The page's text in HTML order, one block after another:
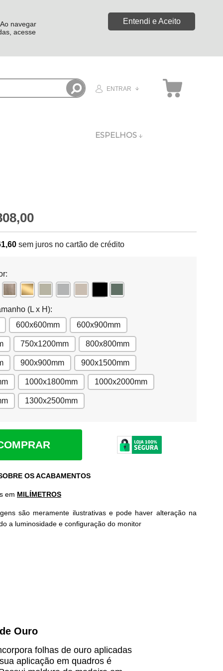
navegar
acesse
Entendi e Aceito
ENTRAR
ESPELHOS
sem juros no cartão de crédito
(L x H):
600x600mm
600x900mm
750x1200mm 800x800mm
900x900mm 900x1500mm
1000x1800mm 1000x2000mm
1300x2500mm
OS ACABAMENTOS
em MILÍMETROS
são meramente ilustrativas e pode haver alteração na
a luminosidade e configuração do monitor
Ouro
folhas de ouro aplicadas
aplicação em quadros é